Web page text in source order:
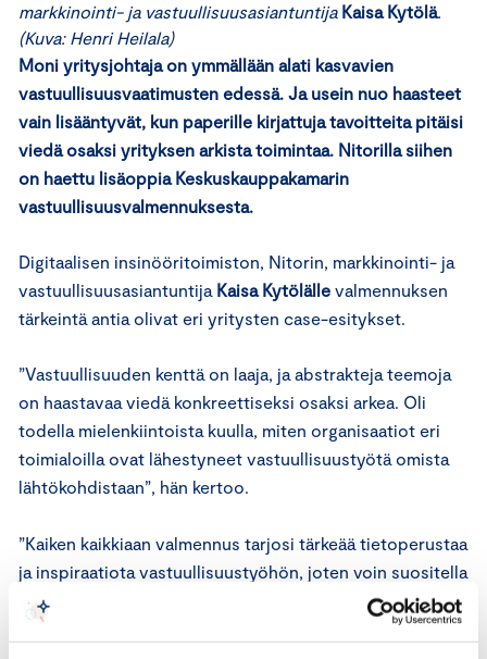
markkinointi- ja vastuullisuusasiantuntija Kaisa Kytölä.
(Kuva: Henri Heilala)
Moni yritysjohtaja on ymmällään alati kasvavien
vastuullisuusvaatimusten edessä. Ja usein nuo haasteet
vain lisääntyvät, kun paperille kirjattuja tavoitteita pitäisi
viedä osaksi yrityksen arkista toimintaa. Nitorilla siihen
on haettu lisäoppia Keskuskauppakamarin
vastuullisuusvalmennuksesta.
Digitaalisen insinööritoimiston, Nitorin, markkinointi- ja
vastuullisuusasiantuntija Kaisa Kytölälle valmennuksen
tärkeintä antia olivat eri yritysten case-esitykset.
”Vastuullisuuden kenttä on laaja, ja abstrakteja teemoja
on haastavaa viedä konkreettiseksi osaksi arkea. Oli
todella mielenkiintoista kuulla, miten organisaatiot eri
toimialoilla ovat lähestyneet vastuullisuustyötä omista
lähtökohdistaan”, hän kertoo.
”Kaiken kaikkiaan valmennus tarjosi tärkeää tietoperustaa
ja inspiraatiota vastuullisuustyöhön, joten voin suositella
sitä myös kollegoilleni”, Kytölä kiittelee.